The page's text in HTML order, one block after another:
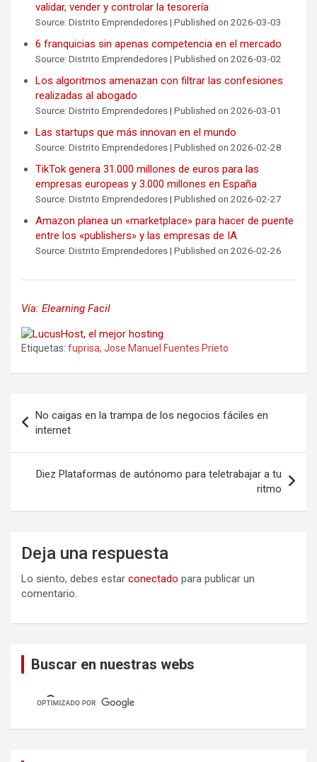
validar, vender y controlar la tesorería
Source: Distrito Emprendedores Published on 2026-03-03
6 franquicias sin apenas competencia en el mercado
Source: Distrito Emprendedores Published on 2026-03-02
Los algoritmos amenazan con filtrar las confesiones
realizadas al abogado
Source: Distrito Emprendedores Published on 2026-03-01
Las startups que más innovan en el mundo
Source: Distrito Emprendedores Published on 2026-02-28
TikTok genera 31.000 millones de euros para las
empresas europeas y 3.000 millones en España
Source: Distrito Emprendedores Published on 2026-02-27
Amazon planea un «marketplace» para hacer de puente
entre los «publishers» y las empresas de IA
Source: Distrito Emprendedores Published on 2026-02-26
Vía: Elearning Facil
Etiquetas: fuprisa, Jose Manuel Fuentes Prieto
de
entradas
No caigas en la trampa de los negocios fáciles en
internet
Diez Plataformas de autónomo para teletrabajar a tu
ritmo
Deja una respuesta
Lo siento, debes estar conectado para publicar un
comentario.
Buscar en nuestras webs